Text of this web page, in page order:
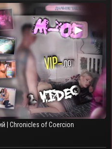
▶
| Chronicles of Coercion